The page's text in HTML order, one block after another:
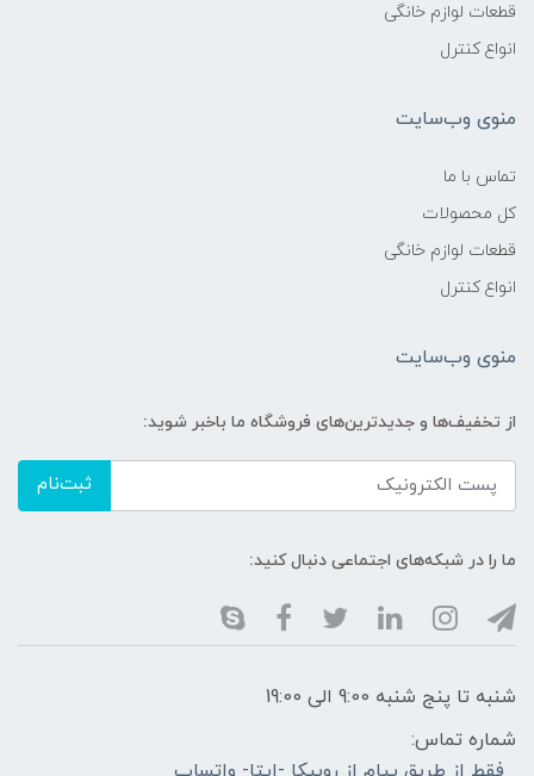
قطعات لوازم خانگی
انواع کنترل
منوی وب‌سایت
تماس با ما
کل محصولات
قطعات لوازم خانگی
انواع کنترل
منوی وب‌سایت
از تخفیف‌ها و جدیدترین‌های فروشگاه ما باخبر شوید:
ثبت‌نام
ما را در شبکه‌های اجتماعی دنبال کنید:
شنبه تا پنج شنبه 9:00 الی 19:00
شماره تماس: